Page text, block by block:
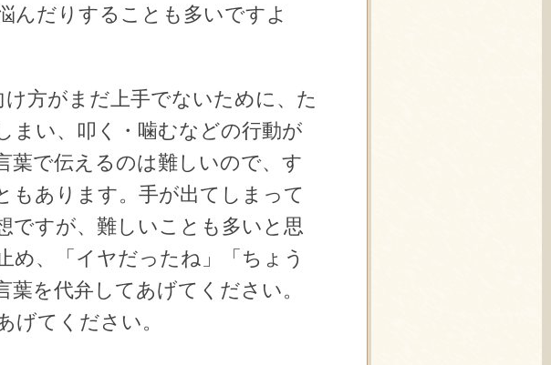
んだりすることも多いですよ
方がまだ上手でないために、た
まい、叩く・噛むなどの行動が
葉で伝えるのは難しいので、す
もあります。手が出てしまって
ですが、難しいことも多いと思
め、「イヤだったね」「ちょう
を代弁してあげてください。
てください。